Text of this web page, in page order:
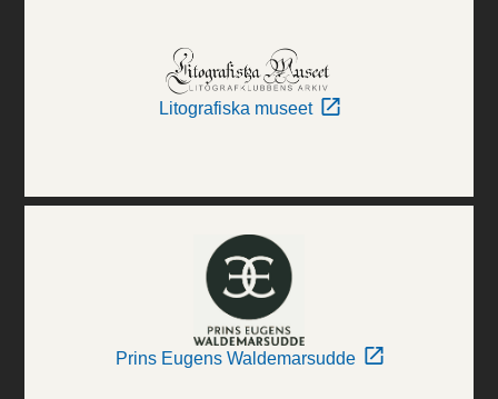
Litografiska museet
Prins Eugens Waldemarsudde